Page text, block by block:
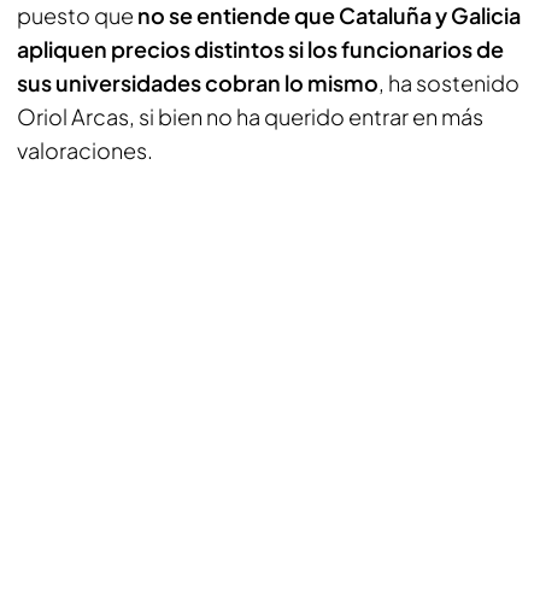
puesto que no se entiende que Cataluña y Galicia
apliquen precios distintos si los funcionarios de
sus universidades cobran lo mismo, ha sostenido
Oriol Arcas, si bien no ha querido entrar en más
valoraciones.